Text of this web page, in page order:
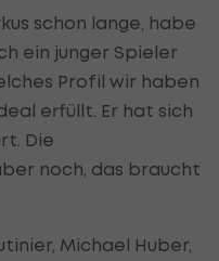
schon lange, habe
ein junger Spieler
Profil wir haben
erfüllt. Er hat sich
Die
noch, das braucht
Michael Huber,